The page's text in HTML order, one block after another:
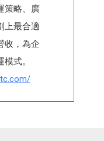
策略、廣
上最合適
收，為企
式。